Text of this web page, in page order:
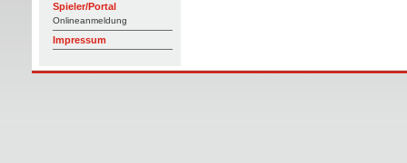
Spieler/Portal
Onlineanmeldung
Impressum